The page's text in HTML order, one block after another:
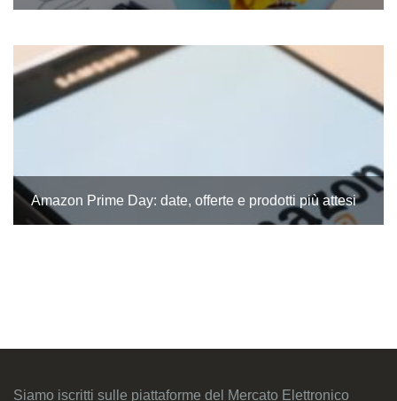
Amazon Prime Day: date, offerte e prodotti più attesi
Siamo iscritti sulle piattaforme del Mercato Elettronico